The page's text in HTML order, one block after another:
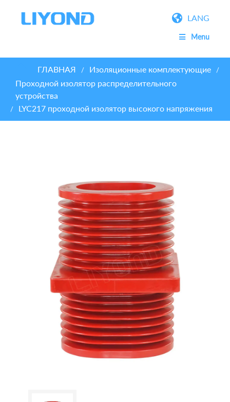
LANG
Menu
ГЛАВНАЯ / Изоляционные комплектующие /
Проходной изолятор распределительного
устройства
/ LYC217 проходной изолятор высокого напряжения